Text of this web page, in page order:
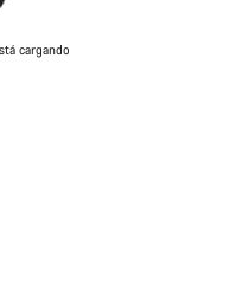
cargando